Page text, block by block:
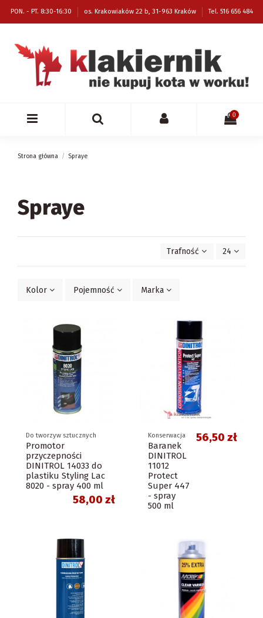
PON. - PT. 8:30-16:30 os. Krakowiaków 22 b, 31-963 Kraków Tel. 516 656 484
0
Strona główna Spraye
Spraye
Trafność 24
Kolor Pojemność Marka
Do tworzyw sztucznych
Promotor
przyczepności
DINITROL 14033 do
plastiku Styling Lac
8020 - spray 400 ml
58,00 zł
Konserwacja
Baranek
DINITROL
11012
Protect
Super 447
- spray
500 ml
56,50 zł